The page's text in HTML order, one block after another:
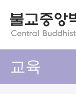
교육